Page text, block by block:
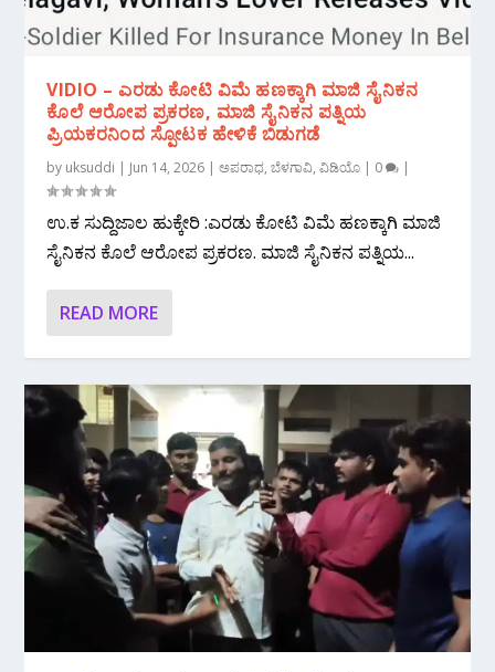
VIDIO – ಎರಡು ಕೋಟಿ ವಿಮೆ ಹಣಕ್ಕಾಗಿ ಮಾಜಿ ಸೈನಿಕನ
ಕೊಲೆ ಆರೋಪ ಪ್ರಕರಣ, ಮಾಜಿ ಸೈನಿಕನ ಪತ್ನಿಯ
ಪ್ರಿಯಕರನಿಂದ ಸ್ಪೋಟಕ ಹೇಳಿಕೆ ಬಿಡುಗಡೆ
by uksuddi Jun 14, 2026 |ಅಪರಾಧ,ಬೆಳಗಾವಿ,ವಿಡಿಯೊ 0
ಉ‌.ಕ ಸುದ್ದಿಜಾಲ ಹುಕ್ಕೇರಿ :ಎರಡು ಕೋಟಿ ವಿಮೆ ಹಣಕ್ಕಾಗಿ ಮಾಜಿ
ಸೈನಿಕನ ಕೊಲೆ ಆರೋಪ ಪ್ರಕರಣ. ಮಾಜಿ ಸೈನಿಕನ ಪತ್ನಿಯ...
READ MORE